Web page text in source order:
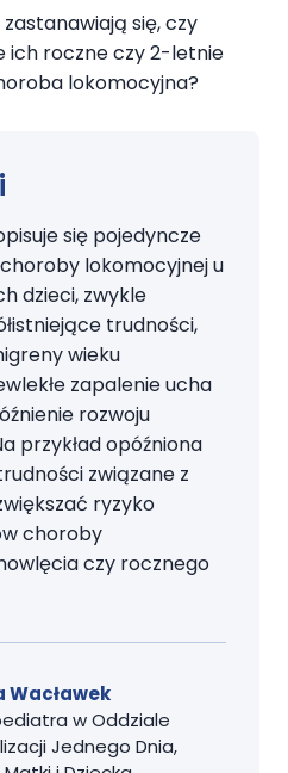
się, czy
ich roczne czy 2-letnie
lokomocyjna?
się pojedyncze
lokomocyjnej u
dzieci, zwykle
trudności,
wieku
zapalenie ucha
rozwoju
przykład opóźniona
związane z
ryzyko
choroby
czy rocznego
Wacławek
w Oddziale
Jednego Dnia,